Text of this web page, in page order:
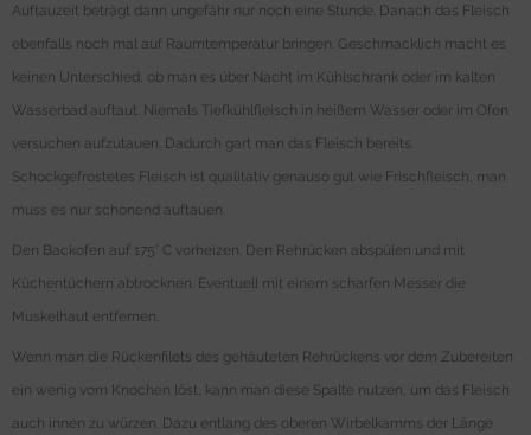
Auftauzeit beträgt dann ungefähr nur noch eine Stunde. Danach das Fleisch
ebenfalls noch mal auf Raumtemperatur bringen. Geschmacklich macht es
keinen Unterschied, ob man es über Nacht im Kühlschrank oder im kalten
Wasserbad auftaut. Niemals Tiefkühlfleisch in heißem Wasser oder im Ofen
versuchen aufzutauen. Dadurch gart man das Fleisch bereits.
Schockgefrostetes Fleisch ist qualitativ genauso gut wie Frischfleisch, man
muss es nur schonend auftauen.
Den Backofen auf 175° C vorheizen. Den Rehrücken abspülen und mit
Küchentüchern abtrocknen. Eventuell mit einem scharfen Messer die
Muskelhaut entfernen.
Wenn man die Rückenfilets des gehäuteten Rehrückens vor dem Zubereiten
ein wenig vom Knochen löst, kann man diese Spalte nutzen, um das Fleisch
auch innen zu würzen. Dazu entlang des oberen Wirbelkamms der Länge